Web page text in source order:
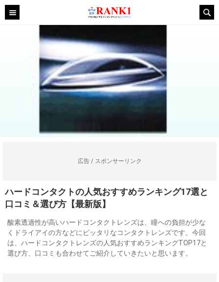
広告 / スポンサーリンク
ハードコンタクトの人気おすすめランキング17選と
口コミ＆選び方【最新版】
酸素透過性が高いハードコンタクトレンズは、瞳への負担が少な
くドライアイの方などにピッタリなコンタクトレンズです。今回
は、ハードコンタクトレンズの人気おすすめランキングTOP17と
選び方、口コミも合わせてご紹介していきたいと思います。